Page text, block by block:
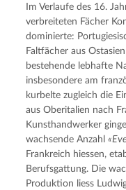
Im Verlaufe des 16.
verbreiteten Fächer
dominierte:
Faltfächer aus
bestehende lebhafte
insbesondere am
kurbelte zugleich die
aus Oberitalien nach
Kunsthandwerker
wachsende Anzahl
Frankreich hiessen,
Berufsgattung. Die
Produktion liess